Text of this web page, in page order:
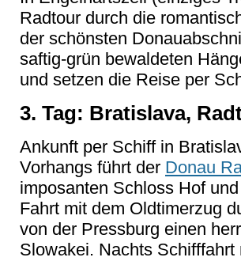
Radtour durch die
der schönsten
saftig-grün bewaldeten
und setzen die Reise per
3. Tag: Bratislava,
Ankunft per Schiff in
Vorhangs führt der Donau
imposanten Schloss Hof
Fahrt mit dem Oldtimerzug
von der Pressburg einen
Slowakei. Nachts Schifffahrt